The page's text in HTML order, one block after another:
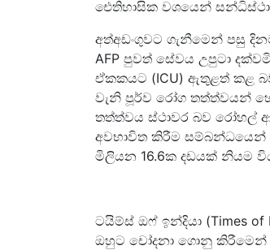
ඓතිහාසික වශයෙන්
අත්අඩංගුවට ගැනීමෙන් පසු
AFP පුවත් සේවය උපුටා
ඒකකයට (ICU) ඇතුළත් කළ
වැනි පූර්ව රෝග තත්ත්වයන්
තත්ත්වය ස්ථාවර බව රෝහල්
අවභාවිත කිරීම සම්බන්ධයෙන්
මිලියන 16.6ක දඩයක් නියම
ටයිම්ස් ඔෆ් ඉන්දියා (Times
ඔහුට චෝදනා ගොනු කිරීමෙන්